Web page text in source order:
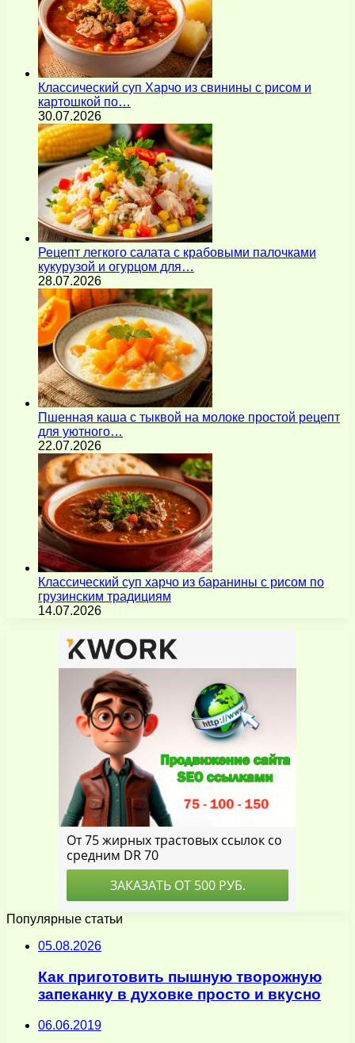
Классический суп Харчо из свинины с рисом и
картошкой по…
30.07.2026
Рецепт легкого салата с крабовыми палочками
кукурузой и огурцом для…
28.07.2026
Пшенная каша с тыквой на молоке простой рецепт
для уютного…
22.07.2026
Классический суп харчо из баранины с рисом по
грузинским традициям
14.07.2026
Популярные статьи
05.08.2026
Как приготовить пышную творожную
запеканку в духовке просто и вкусно
06.06.2019